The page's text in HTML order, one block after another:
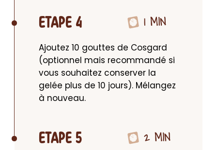
ETAPE 4 1 MIN
Ajoutez 10 gouttes de Cosgard
(optionnel mais recommandé si
vous souhaitez conserver la
gelée plus de 10 jours). Mélangez
à nouveau.
ETAPE 5 2 MIN